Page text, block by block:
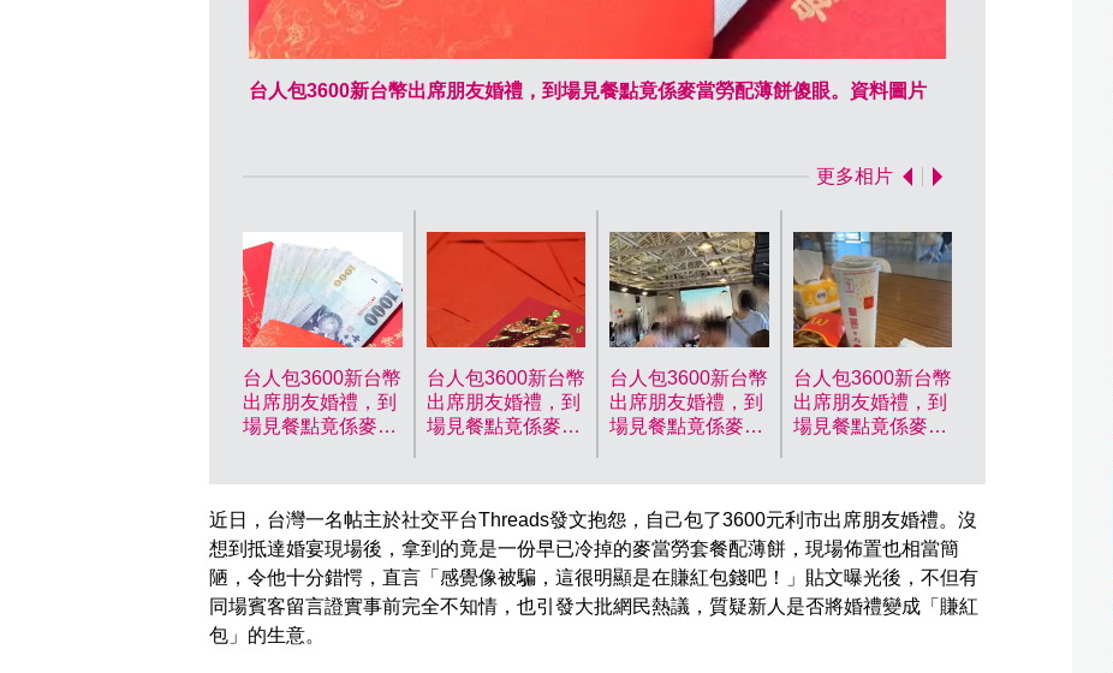
台人包3600新台幣出席朋友婚禮，到場見餐點竟係麥當勞配薄餅傻眼。資料圖片 台人包3600新台
更多相片
台人包3600新台幣
出席朋友婚禮，到
場見餐點竟係麥當
台人包3600新台幣
出席朋友婚禮，到
場見餐點竟係麥當
台人包3600新台幣
出席朋友婚禮，到
場見餐點竟係麥當
台人包3600新台幣
出席朋友婚禮，到
場見餐點竟係麥當
近日，台灣一名帖主於社交平台Threads發文抱怨，自己包了3600元利市出席朋友婚禮。沒
想到抵達婚宴現場後，拿到的竟是一份早已冷掉的麥當勞套餐配薄餅，現場佈置也相當簡
陋，令他十分錯愕，直言「感覺像被騙，這很明顯是在賺紅包錢吧！」貼文曝光後，不但有
同場賓客留言證實事前完全不知情，也引發大批網民熱議，質疑新人是否將婚禮變成「賺紅
包」的生意。